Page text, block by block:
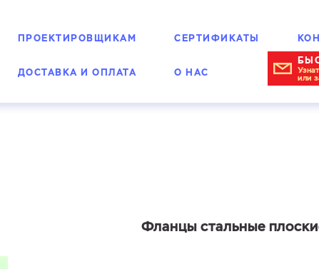
ПРОЕКТИРОВЩИКАМ
ДОСТАВКА И ОПЛАТА
СЕРТИФИКАТЫ
О НАС или
Фланцы стальные